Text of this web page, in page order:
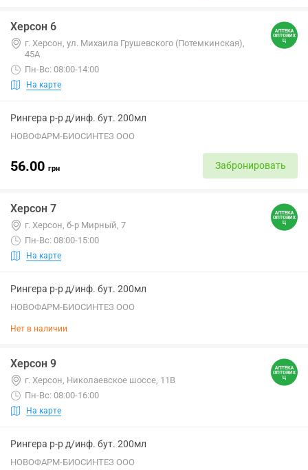
Херсон 6
г. Херсон, ул. Михаила Грушевского (Потемкинская),
45А
Пн-Вс: 08:00-14:00
На карте
Рингера р-р д/инф. бут. 200мл
НОВОФАРМ-БИОСИНТЕЗ ООО
56.00 грн Забронировать
Херсон 7
г. Херсон, б-р Мирный, 7
Пн-Вс: 08:00-15:00
На карте
Рингера р-р д/инф. бут. 200мл
НОВОФАРМ-БИОСИНТЕЗ ООО
Нет в наличии
Херсон 9
г. Херсон, Николаевское шоссе, 11В
Пн-Вс: 08:00-16:00
На карте
Рингера р-р д/инф. бут. 200мл
НОВОФАРМ-БИОСИНТЕЗ ООО